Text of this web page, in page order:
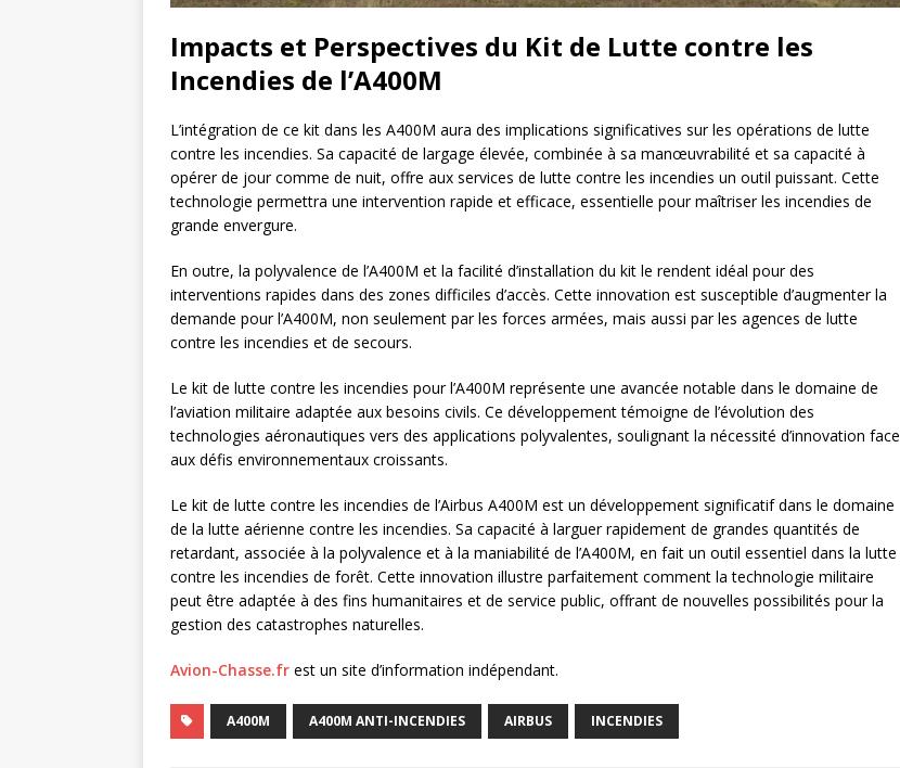
Impacts et Perspectives du Kit de Lutte contre les
Incendies de l’A400M
L’intégration de ce kit dans les A400M aura des implications significatives sur les opérations de lutte
contre les incendies. Sa capacité de largage élevée, combinée à sa manœuvrabilité et sa capacité à
opérer de jour comme de nuit, offre aux services de lutte contre les incendies un outil puissant. Cette
technologie permettra une intervention rapide et efficace, essentielle pour maîtriser les incendies de
grande envergure.
En outre, la polyvalence de l’A400M et la facilité d’installation du kit le rendent idéal pour des
interventions rapides dans des zones difficiles d’accès. Cette innovation est susceptible d’augmenter la
demande pour l’A400M, non seulement par les forces armées, mais aussi par les agences de lutte
contre les incendies et de secours.
Le kit de lutte contre les incendies pour l’A400M représente une avancée notable dans le domaine de
l’aviation militaire adaptée aux besoins civils. Ce développement témoigne de l’évolution des
technologies aéronautiques vers des applications polyvalentes, soulignant la nécessité d’innovation face
aux défis environnementaux croissants.
Le kit de lutte contre les incendies de l’Airbus A400M est un développement significatif dans le domaine
de la lutte aérienne contre les incendies. Sa capacité à larguer rapidement de grandes quantités de
retardant, associée à la polyvalence et à la maniabilité de l’A400M, en fait un outil essentiel dans la lutte
contre les incendies de forêt. Cette innovation illustre parfaitement comment la technologie militaire
peut être adaptée à des fins humanitaires et de service public, offrant de nouvelles possibilités pour la
gestion des catastrophes naturelles.
Avion-Chasse.fr est un site d’information indépendant.
A400M A400M ANTI-INCENDIES AIRBUS INCENDIES